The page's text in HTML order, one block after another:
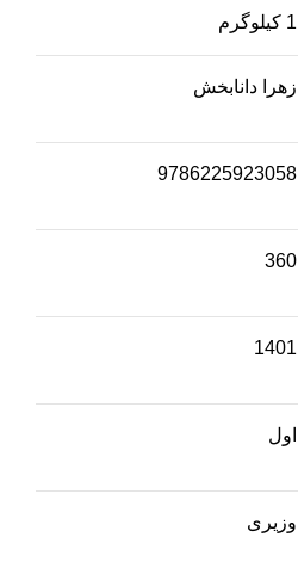
1 کیلوگرم
زهرا دانابخش
9786225923058
360
1401
اول
وزیری